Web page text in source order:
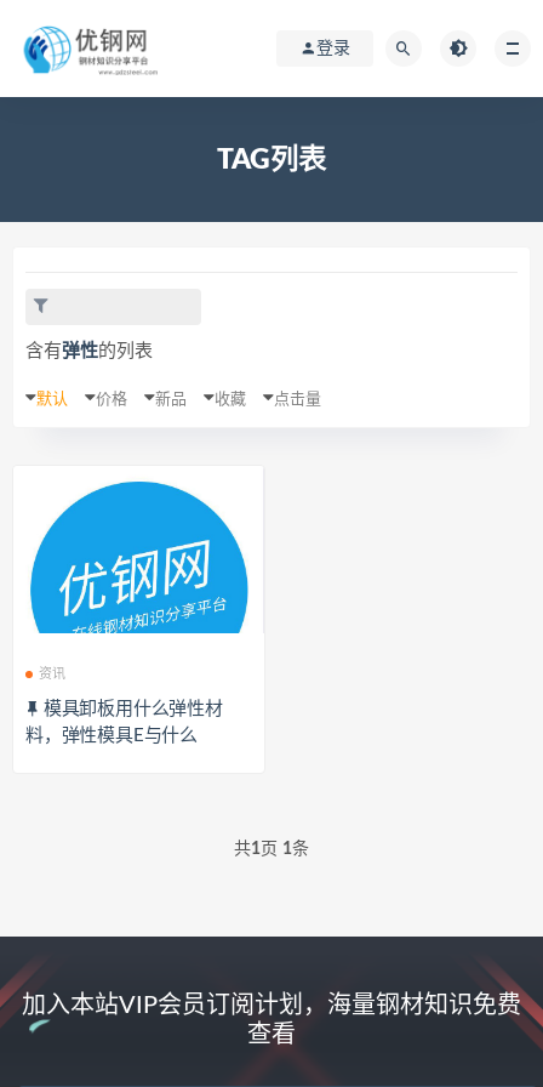
登录
TAG列表
含有 弹性的列表
默认 价格 新品 收藏 点击量
资讯
模具卸板用什么弹性材
料，弹性模具E与什么
共1页 1条
加入本站VIP会员订阅计划，海量钢材知识免费
查看